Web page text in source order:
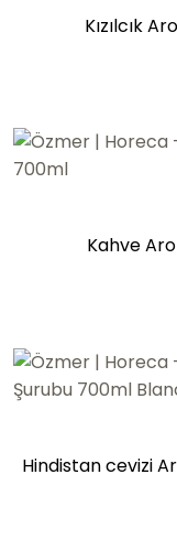
Kızılcık
Kahve
Hindistan cevizi